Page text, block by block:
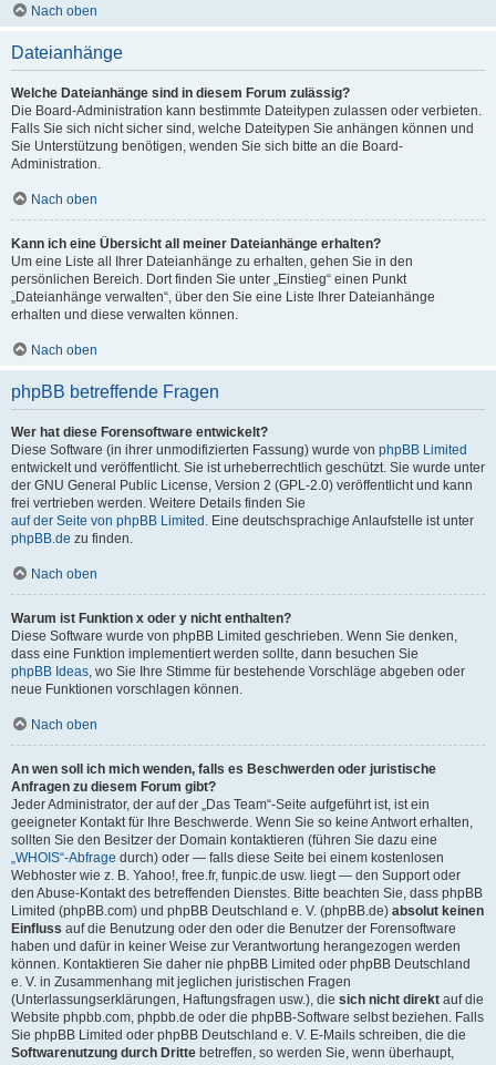
Nach oben
Dateianhänge
Welche Dateianhänge sind in diesem Forum zulässig?
Die Board-Administration kann bestimmte Dateitypen zulassen oder verbieten.
Falls Sie sich nicht sicher sind, welche Dateitypen Sie anhängen können und
Sie Unterstützung benötigen, wenden Sie sich bitte an die Board-
Administration.
Nach oben
Kann ich eine Übersicht all meiner Dateianhänge erhalten?
Um eine Liste all Ihrer Dateianhänge zu erhalten, gehen Sie in den
persönlichen Bereich. Dort finden Sie unter „Einstieg“ einen Punkt
„Dateianhänge verwalten“, über den Sie eine Liste Ihrer Dateianhänge
erhalten und diese verwalten können.
Nach oben
phpBB betreffende Fragen
Wer hat diese Forensoftware entwickelt?
Diese Software (in ihrer unmodifizierten Fassung) wurde von phpBB Limited
entwickelt und veröffentlicht. Sie ist urheberrechtlich geschützt. Sie wurde unter
der GNU General Public License, Version 2 (GPL-2.0) veröffentlicht und kann
frei vertrieben werden. Weitere Details finden Sie
auf der Seite von phpBB Limited . Eine deutschsprachige Anlaufstelle ist unter
phpBB.de zu finden.
Nach oben
Warum ist Funktion x oder y nicht enthalten?
Diese Software wurde von phpBB Limited geschrieben. Wenn Sie denken,
dass eine Funktion implementiert werden sollte, dann besuchen Sie
phpBB Ideas, wo Sie Ihre Stimme für bestehende Vorschläge abgeben oder
neue Funktionen vorschlagen können.
Nach oben
An wen soll ich mich wenden, falls es Beschwerden oder juristische
Anfragen zu diesem Forum gibt?
Jeder Administrator, der auf der „Das Team“-Seite aufgeführt ist, ist ein
geeigneter Kontakt für Ihre Beschwerde. Wenn Sie so keine Antwort erhalten,
sollten Sie den Besitzer der Domain kontaktieren (führen Sie dazu eine
„WHOIS“-Abfrage durch) oder — falls diese Seite bei einem kostenlosen
Webhoster wie z. B. Yahoo!, free.fr, funpic.de usw. liegt — den Support oder
den Abuse-Kontakt des betreffenden Dienstes. Bitte beachten Sie, dass phpBB
Limited (phpBB.com) und phpBB Deutschland e. V. (phpBB.de) absolut keinen
Einfluss auf die Benutzung oder den oder die Benutzer der Forensoftware
haben und dafür in keiner Weise zur Verantwortung herangezogen werden
können. Kontaktieren Sie daher nie phpBB Limited oder phpBB Deutschland
e. V. in Zusammenhang mit jeglichen juristischen Fragen
(Unterlassungserklärungen, Haftungsfragen usw.), die sich nicht direkt auf die
Website phpbb.com, phpbb.de oder die phpBB-Software selbst beziehen. Falls
Sie phpBB Limited oder phpBB Deutschland e. V. E-Mails schreiben, die die
Softwarenutzung durch Dritte betreffen, so werden Sie, wenn überhaupt,